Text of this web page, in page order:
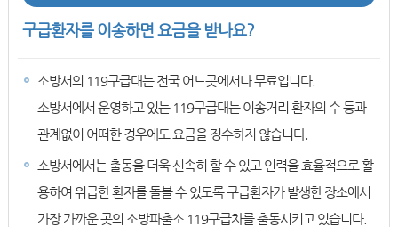
구급환자를 이송하면 요금을 받나요?
소방서의 119구급대는 전국 어느곳에서나 무료입니다.
소방서에서 운영하고 있는 119구급대는 이송거리 환자의 수 등과
관계없이 어떠한 경우에도 요금을 징수하지 않습니다.
소방서에서는 출동을 더욱 신속히 할 수 있고 인력을 효율적으로 활
용하여 위급한 환자를 돌볼 수 있도록 구급환자가 발생한 장소에서
가장 가까운 곳의 소방파출소 119구급차를 출동시키고 있습니다.